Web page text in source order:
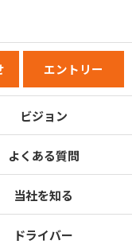
エントリー
ビジョン
よくある質問
当社を知る
ドライバー